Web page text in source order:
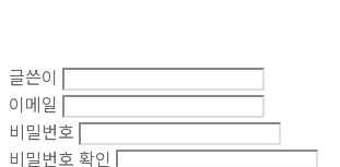
글쓴이
이메일
비밀번호
비밀번호 확인